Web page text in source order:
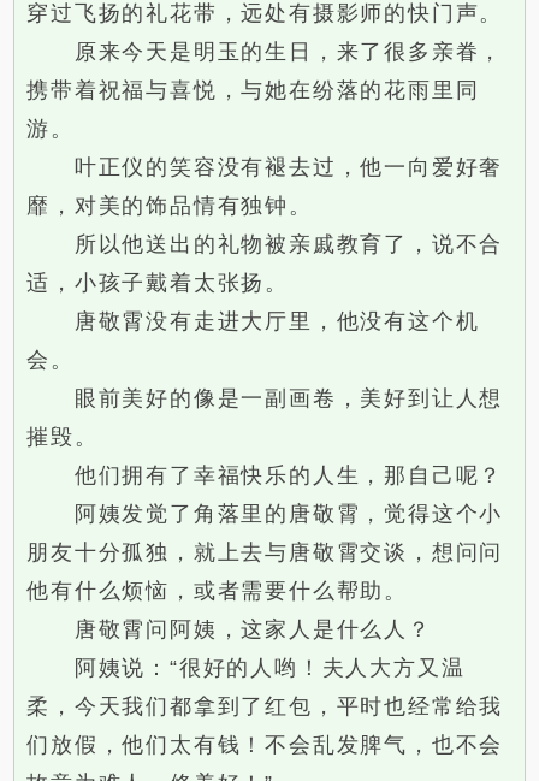
穿过飞扬的礼花带，远处有摄影师的快门声。
原来今天是明玉的生日，来了很多亲眷，
携带着祝福与喜悦，与她在纷落的花雨里同
游。
叶正仪的笑容没有褪去过，他一向爱好奢
靡，对美的饰品情有独钟。
所以他送出的礼物被亲戚教育了，说不合
适，小孩子戴着太张扬。
唐敬霄没有走进大厅里，他没有这个机
会。
眼前美好的像是一副画卷，美好到让人想
摧毁。
他们拥有了幸福快乐的人生，那自己呢？
阿姨发觉了角落里的唐敬霄，觉得这个小
朋友十分孤独，就上去与唐敬霄交谈，想问问
他有什么烦恼，或者需要什么帮助。
唐敬霄问阿姨，这家人是什么人？
阿姨说：“很好的人哟！夫人大方又温
柔，今天我们都拿到了红包，平时也经常给我
们放假，他们太有钱！不会乱发脾气，也不会